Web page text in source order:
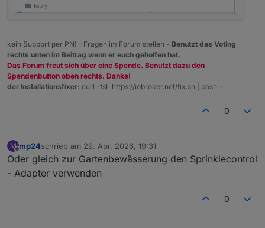
kein Support per PN! - Fragen im Forum stellen - Benutzt das Voting
rechts unten im Beitrag wenn er euch geholfen hat.
Das Forum freut sich über eine Spende. Benutzt dazu den
Spendenbutton oben rechts. Danke!
der Installationsfixer: curl -fsL https://iobroker.net/fix.sh | bash -
0
M
Offline
mp24schrieb am 29. Apr. 2026, 19:31
zuletzt editiert von
Oder gleich zur Gartenbewässerung den Sprinklecontrol
- Adapter verwenden
0